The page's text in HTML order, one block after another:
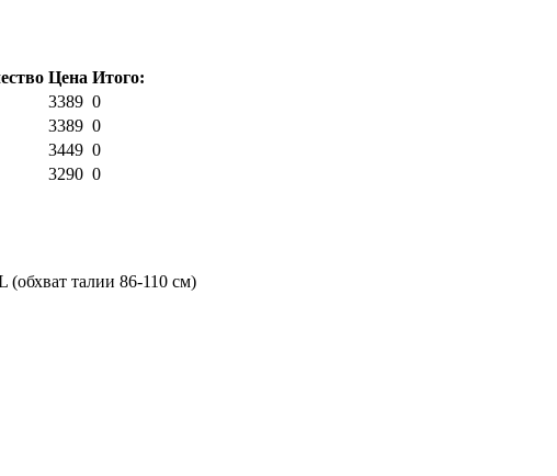
Цена Итого:
3389 0
3389 0
3449 0
3290 0
(обхват талии 86-110 см)